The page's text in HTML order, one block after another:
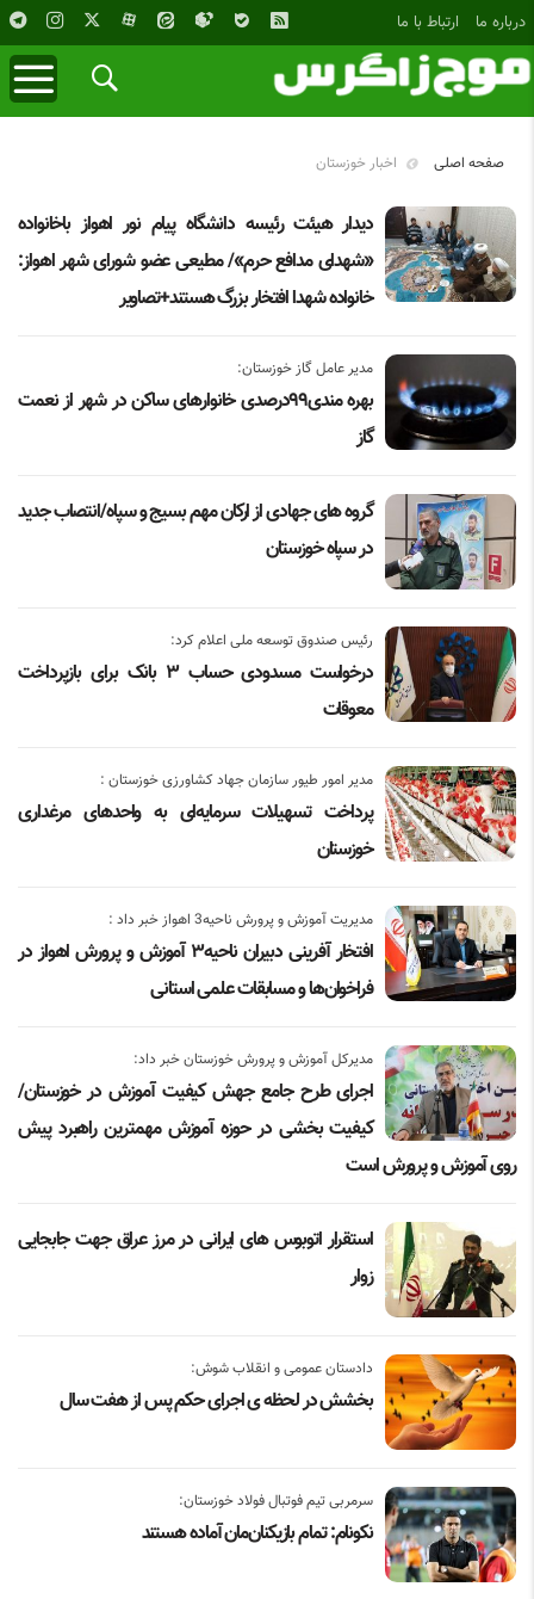
درباره ما ارتباط با ما
صفحه اصلی اخبار خوزستان
دیدار هیئت رئیسه دانشگاه پیام نور اهواز باخانواده
«شهدای مدافع حرم»/ مطیعی عضو شورای شهر اهواز:
خانواده شهدا افتخار بزرگ هستند+تصاویر
مدیر عامل گاز خوزستان:
بهره مندی۹۹درصدی خانوار‌های ساکن در شهر از نعمت
گاز
گروه های جهادی از ارکان مهم بسیج و سپاه/انتصاب جدید
در سپاه خوزستان
رئیس صندوق توسعه ملی اعلام کرد:
درخواست مسدودی حساب ۳ بانک برای بازپرداخت
معوقات
مدیر امور طیور سازمان جهاد کشاورزی خوزستان :
پرداخت تسهیلات سرمایه‌ای به واحدهای مرغداری
خوزستان
مدیریت آموزش و پرورش ناحیه3 اهواز خبر داد :
افتخار آفرینی دبیران ناحیه۳ آموزش و پرورش اهواز در
فراخوان‌ها و مسابقات علمی استانی
مدیرکل آموزش و پرورش خوزستان خبر داد:
اجرای طرح جامع جهش کیفیت آموزش در خوزستان/
کیفیت بخشی در حوزه آموزش مهمترین راهبرد پیش
روی آموزش و پرورش است
استقرار اتوبوس های ایرانی در مرز عراق جهت جابجایی
زوار
دادستان عمومی و انقلاب شوش:
بخشش در لحظه ی اجرای حکم پس از هفت سال
سرمربی تیم فوتبال فولاد خوزستان:
نکونام: تمام بازیکنان‌مان آماده هستند